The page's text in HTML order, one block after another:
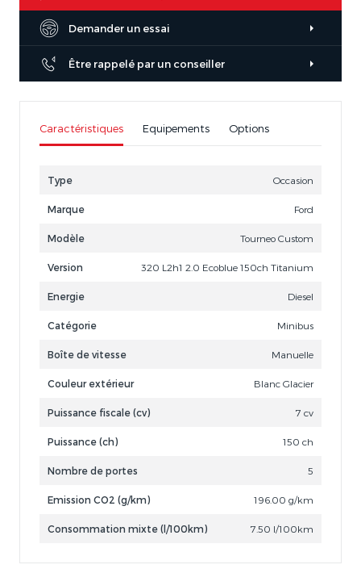
Demander un essai
Être rappelé par un conseiller
Caractéristiques Equipements Options
Type Occasion
Marque Ford
Modèle Tourneo Custom
Version 320 L2h1 2.0 Ecoblue 150ch Titanium
Energie Diesel
Catégorie Minibus
Boîte de vitesse Manuelle
Couleur extérieur Blanc Glacier
Puissance fiscale (cv) 7 cv
Puissance (ch) 150 ch
Nombre de portes 5
Emission CO2 (g/km) 196.00 g/km
Consommation mixte (l/100km) 7.50 l/100km